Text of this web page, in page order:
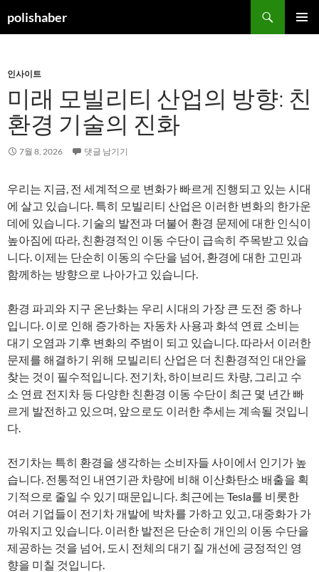
텐
건
너
기
polishaber
색
인사이트
미래 모빌리티 산업의 방향: 친
환경 기술의 진화
7월 8, 2026 댓글 남기기
우리는 지금, 전 세계적으로 변화가 빠르게 진행되고 있는 시대
에 살고 있습니다. 특히 모빌리티 산업은 이러한 변화의 한가운
데에 있습니다. 기술의 발전과 더불어 환경 문제에 대한 인식이
높아짐에 따라, 친환경적인 이동 수단이 급속히 주목받고 있습
니다. 이제는 단순히 이동의 수단을 넘어, 환경에 대한 고민과
함께하는 방향으로 나아가고 있습니다.
환경 파괴와 지구 온난화는 우리 시대의 가장 큰 도전 중 하나
입니다. 이로 인해 증가하는 자동차 사용과 화석 연료 소비는
대기 오염과 기후 변화의 주범이 되고 있습니다. 따라서 이러한
문제를 해결하기 위해 모빌리티 산업은 더 친환경적인 대안을
찾는 것이 필수적입니다. 전기차, 하이브리드 차량, 그리고 수
소 연료 전지차 등 다양한 친환경 이동 수단이 최근 몇 년간 빠
르게 발전하고 있으며, 앞으로도 이러한 추세는 계속될 것입니
다.
전기차는 특히 환경을 생각하는 소비자들 사이에서 인기가 높
습니다. 전통적인 내연기관 차량에 비해 이산화탄소 배출을 획
기적으로 줄일 수 있기 때문입니다. 최근에는 Tesla를 비롯한
여러 기업들이 전기차 개발에 박차를 가하고 있고, 대중화가 가
까워지고 있습니다. 이러한 발전은 단순히 개인의 이동 수단을
제공하는 것을 넘어, 도시 전체의 대기 질 개선에 긍정적인 영
향을 미칠 것입니다.